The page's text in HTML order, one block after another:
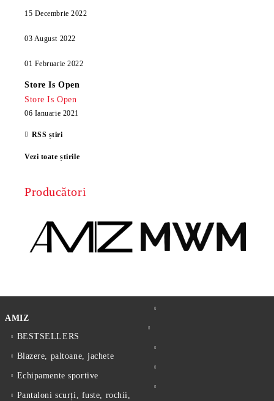
15 Decembrie 2022
03 August 2022
01 Februarie 2022
Store Is Open
Store Is Open
06 Ianuarie 2021
RSS știri
Vezi toate știrile
Producători
AMIZ
BESTSELLERS
Blazere, paltoane, jachete
Echipamente sportive
Pantaloni scurți, fuste, rochii,